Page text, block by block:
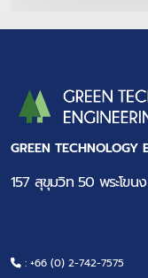
GREEN TECHNOLOGY
157 สุขุมวิท 50 พระโข
: +66 (0) 2-742-7575